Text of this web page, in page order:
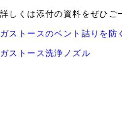
詳しくは添付の資料をぜひご
ガストースのベント詰りを防
ガストース洗浄ノズル